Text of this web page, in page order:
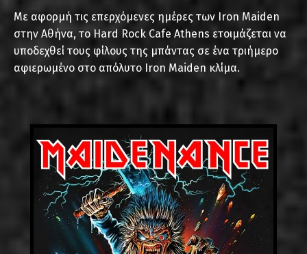
Με αφορμή τις επερχόμενες ημέρες των Iron Maiden
στην Αθήνα, το Hard Rock Cafe Athens ετοιμάζεται να
υποδεχθεί τους φίλους της μπάντας σε ένα τριήμερο
αφιερωμένο στο απόλυτο Iron Maiden κλίμα.